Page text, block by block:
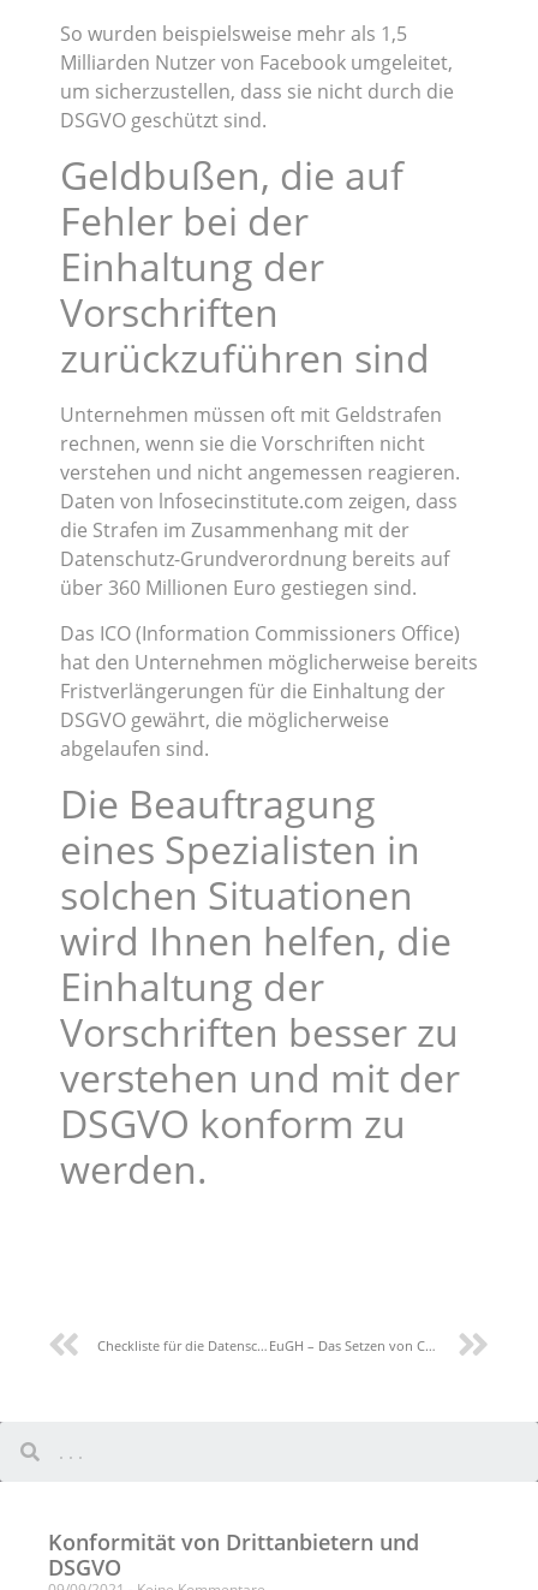
So wurden beispielsweise mehr als 1,5
Milliarden Nutzer von Facebook umgeleitet,
um sicherzustellen, dass sie nicht durch die
DSGVO geschützt sind.
Geldbußen, die auf
Fehler bei der
Einhaltung der
Vorschriften
zurückzuführen sind
Unternehmen müssen oft mit Geldstrafen
rechnen, wenn sie die Vorschriften nicht
verstehen und nicht angemessen reagieren.
Daten von lnfosecinstitute.com zeigen, dass
die Strafen im Zusammenhang mit der
Datenschutz-Grundverordnung bereits auf
über 360 Millionen Euro gestiegen sind.
Das ICO (Information Commissioners Office)
hat den Unternehmen möglicherweise bereits
Fristverlängerungen für die Einhaltung der
DSGVO gewährt, die möglicherweise
abgelaufen sind.
Die Beauftragung
eines Spezialisten in
solchen Situationen
wird Ihnen helfen, die
Einhaltung der
Vorschriften besser zu
verstehen und mit der
DSGVO konform zu
werden.
Checkliste für die Datenschutz-Folgenabschätzung (DFA) EuGH – Das Setzen von Cookies erfordert die aktive Zustimmung der Internetnutzer
Konformität von Drittanbietern und
DSGVO